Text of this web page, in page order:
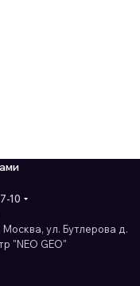
10
Москва, ул. Бутлерова д.
"NEO GEO"